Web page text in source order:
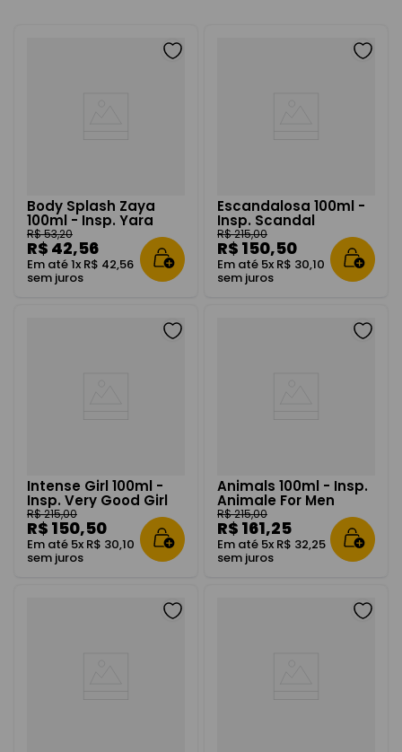
Body Splash Zaya
100ml - Insp. Yara
R$53,20
R$ 42,56
Em até1x R$ 42,56
sem juros
Escandalosa 100ml -
Insp. Scandal
R$215,00
R$ 150,50
Em até 5x R$ 30,10
sem juros
Intense Girl 100ml -
Insp. Very Good Girl
R$215,00
R$ 150,50
Em até 5x R$ 30,10
sem juros
Animals 100ml - Insp.
Animale For Men
R$215,00
R$ 161,25
Em até 5x R$ 32,25
sem juros